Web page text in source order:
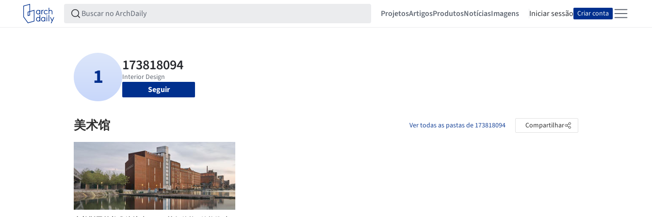
ProjetosArtigosProdutosNotíciasImagens Iniciar sessão Criar conta
Seguir
美术馆 Ver todas as pastas de 173818094 Compartilhar